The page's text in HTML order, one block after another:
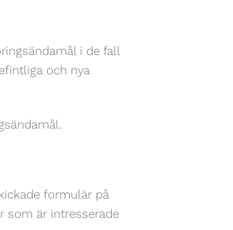
i de fall
och nya
formulär på
som är intresserade